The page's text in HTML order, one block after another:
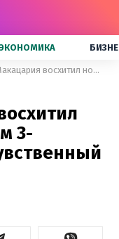
ЭКОНОМИКА
Иракли Макацария восхитил новым фото со своим 3-месячным сыном: чувственный кадр
3-